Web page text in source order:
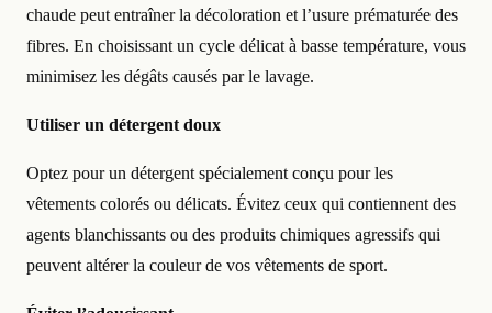
chaude peut entraîner la décoloration et l’usure prématurée des
fibres. En choisissant un cycle délicat à basse température, vous
minimisez les dégâts causés par le lavage.
Utiliser un détergent doux
Optez pour un détergent spécialement conçu pour les
vêtements colorés ou délicats. Évitez ceux qui contiennent des
agents blanchissants ou des produits chimiques agressifs qui
peuvent altérer la couleur de vos vêtements de sport.